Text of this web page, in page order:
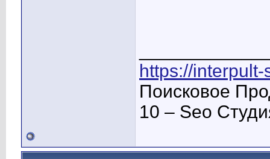
https://
Поисковое
10 – Seo